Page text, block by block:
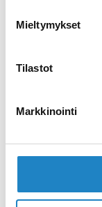
Mieltymykset
Tilastot
Markkinointi